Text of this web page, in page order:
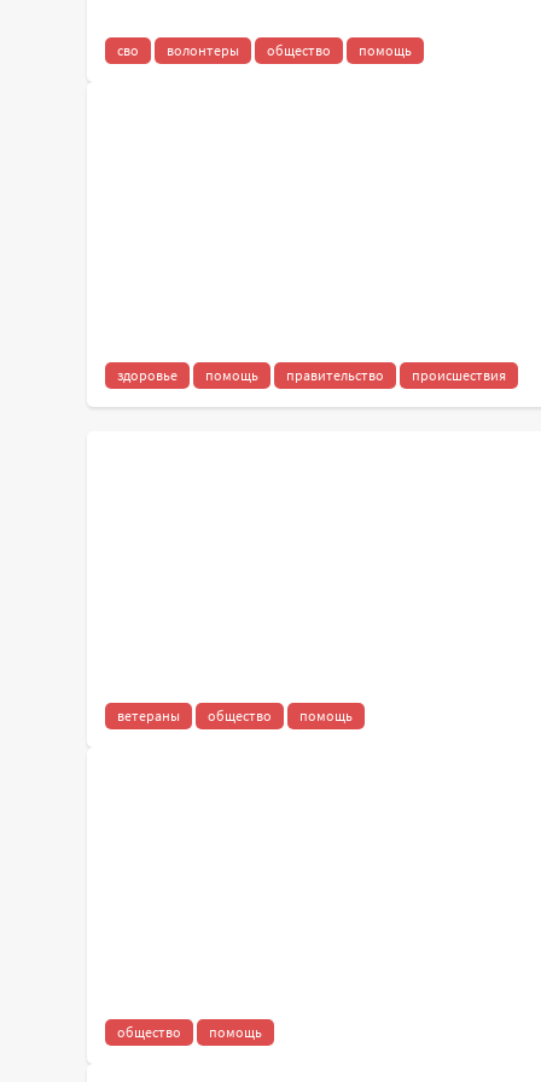
сво волонтеры общество помощь
здоровье помощь правительство происшествия
ветераны общество помощь
общество помощь